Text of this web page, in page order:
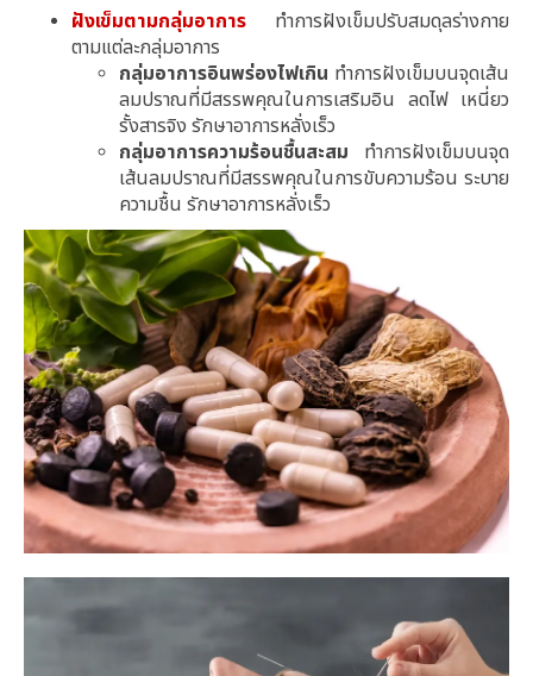
ฝังเข็มตามกลุ่มอาการ ทำการฝังเข็มปรับสมดุลร่างกาย
ตามแต่ละกลุ่มอาการ
กลุ่มอาการอินพร่องไฟเกิน ทำการฝังเข็มบนจุดเส้น
ลมปราณที่มีสรรพคุณในการเสริมอิน ลดไฟ เหนี่ยว
รั้งสารจิง รักษาอาการหลั่งเร็ว
กลุ่มอาการความร้อนชื้นสะสม ทำการฝังเข็มบนจุด
เส้นลมปราณที่มีสรรพคุณในการขับความร้อน ระบาย
ความชื้น รักษาอาการหลั่งเร็ว